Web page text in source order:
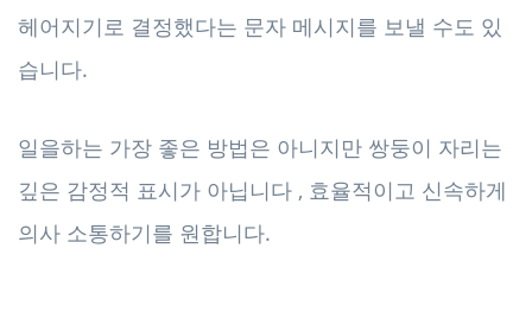
헤어지기로 결정했다는 문자 메시지를 보낼 수도 있
습니다.
일을하는 가장 좋은 방법은 아니지만 쌍둥이 자리는
깊은 감정적 표시가 아닙니다 , 효율적이고 신속하게
의사 소통하기를 원합니다.